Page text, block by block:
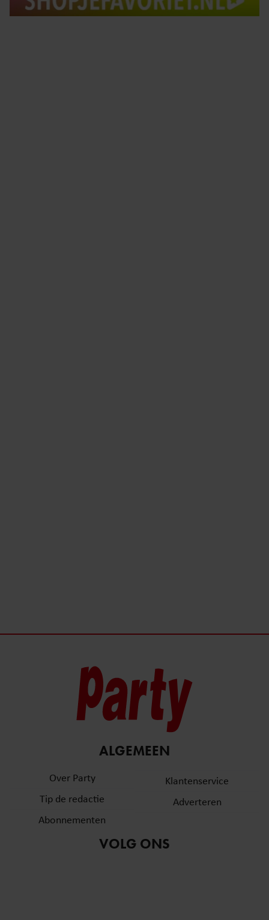
ALGEMEEN
Over Party
Tip de redactie
Abonnementen
Klantenservice
Adverteren
VOLG ONS